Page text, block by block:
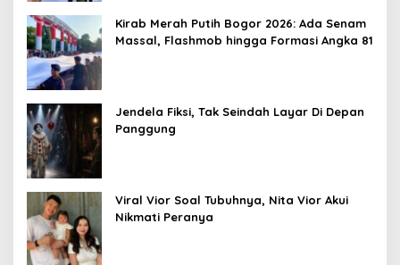
Kirab Merah Putih Bogor 2026: Ada Senam
Massal, Flashmob hingga Formasi Angka 81
Jendela Fiksi, Tak Seindah Layar Di Depan
Panggung
Viral Vior Soal Tubuhnya, Nita Vior Akui
Nikmati Peranya